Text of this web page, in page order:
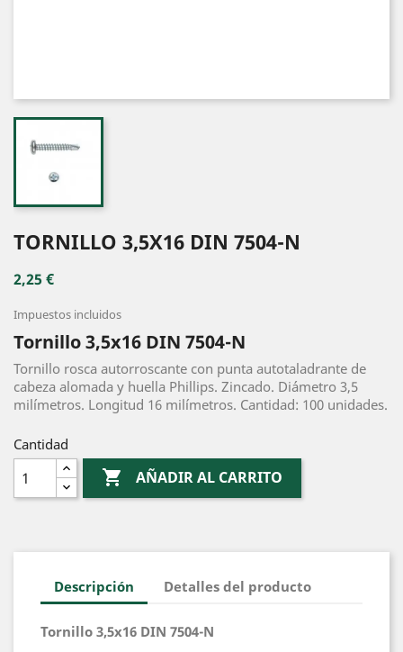
TORNILLO 3,5X16 DIN 7504-N
2,25 €
Impuestos incluidos
Tornillo 3,5x16 DIN 7504-N
Tornillo rosca autorroscante con punta autotaladrante de
cabeza alomada y huella Phillips. Zincado. Diámetro 3,5
milímetros. Longitud 16 milímetros. Cantidad: 100 unidades.
Cantidad
 AÑADIR AL CARRITO
Descripción Detalles del producto
Tornillo 3,5x16 DIN 7504-N